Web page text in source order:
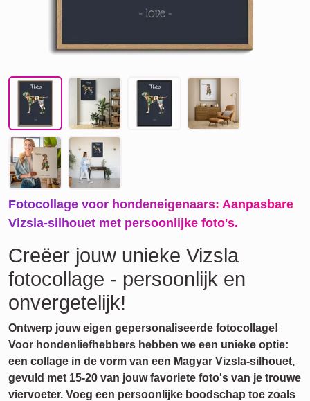
Fotocollage voor hondeneigenaars: Aanpasbare
Vizsla-silhouet met persoonlijke foto's.
Creëer jouw unieke Vizsla
fotocollage - persoonlijk en
onvergetelijk!
Ontwerp jouw eigen gepersonaliseerde fotocollage!
Voor hondenliefhebbers hebben we een unieke optie:
een collage in de vorm van een Magyar Vizsla-silhouet,
gevuld met 15-20 van jouw favoriete foto's van je trouwe
viervoeter. Voeg een persoonlijke boodschap toe zoals